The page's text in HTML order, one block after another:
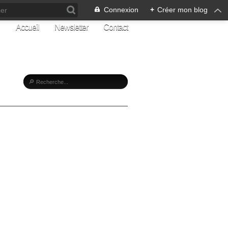
Connexion + Créer mon blog
Accueil Newsletter Contact